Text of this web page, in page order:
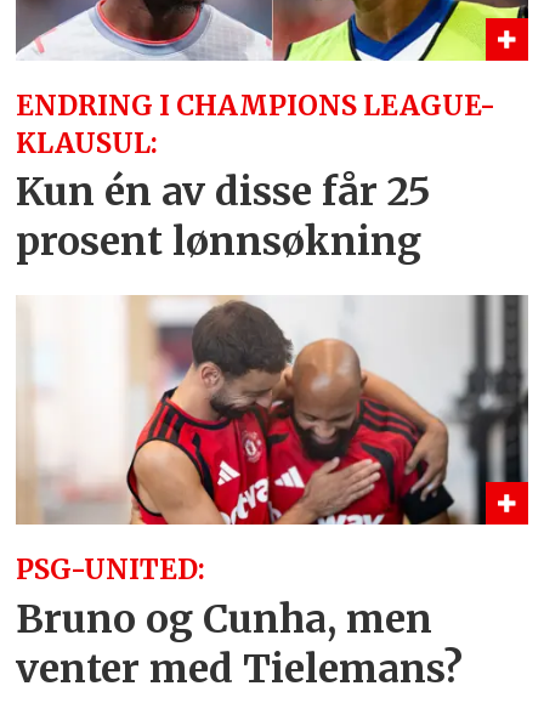
ENDRING I CHAMPIONS LEAGUE-
KLAUSUL:
Kun én av disse får 25
prosent lønnsøkning
PSG-UNITED:
Bruno og Cunha, men
venter med Tielemans?